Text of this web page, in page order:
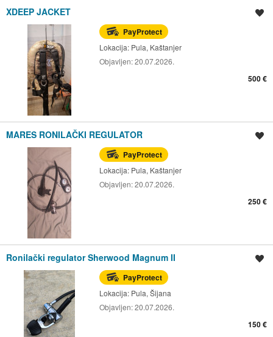
XDEEP JACKET
PayProtect
Lokacija: Pula, Kaštanjer
Objavljen:20.07.2026.
500 €
MARES RONILAČKI REGULATOR
PayProtect
Lokacija: Pula, Kaštanjer
Objavljen:20.07.2026.
250 €
Ronilački regulator Sherwood Magnum II
PayProtect
Lokacija: Pula, Šijana
Objavljen:20.07.2026.
150 €